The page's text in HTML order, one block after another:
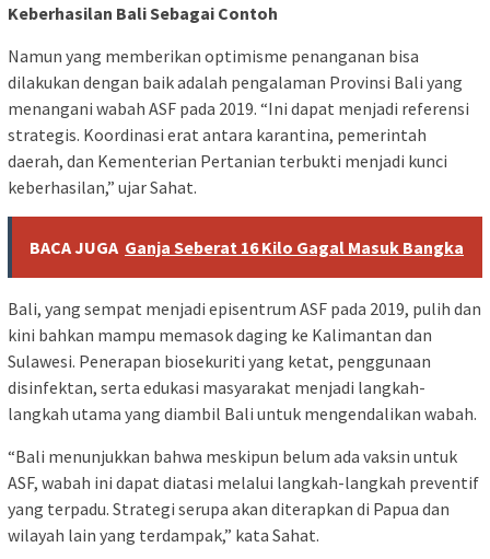
Keberhasilan Bali Sebagai Contoh
Namun yang memberikan optimisme penanganan bisa
dilakukan dengan baik adalah pengalaman Provinsi Bali yang
menangani wabah ASF pada 2019. “Ini dapat menjadi referensi
strategis. Koordinasi erat antara karantina, pemerintah
daerah, dan Kementerian Pertanian terbukti menjadi kunci
keberhasilan,” ujar Sahat.
BACA JUGA Ganja Seberat 16 Kilo Gagal Masuk Bangka
Bali, yang sempat menjadi episentrum ASF pada 2019, pulih dan
kini bahkan mampu memasok daging ke Kalimantan dan
Sulawesi. Penerapan biosekuriti yang ketat, penggunaan
disinfektan, serta edukasi masyarakat menjadi langkah-
langkah utama yang diambil Bali untuk mengendalikan wabah.
“Bali menunjukkan bahwa meskipun belum ada vaksin untuk
ASF, wabah ini dapat diatasi melalui langkah-langkah preventif
yang terpadu. Strategi serupa akan diterapkan di Papua dan
wilayah lain yang terdampak,” kata Sahat.